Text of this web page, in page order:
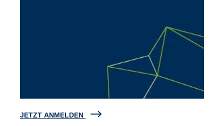
JETZT ANMELDEN